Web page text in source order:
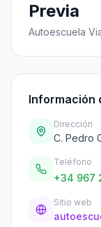
Previa
Autoescuela
Información
Dirección
C. Pedro
Teléfono
+34 967
Sitio web